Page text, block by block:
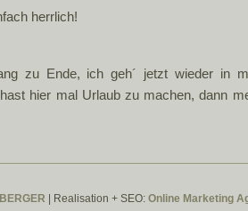
herrlich!
zu Ende, ich geh´ jetzt wieder in
hier mal Urlaub zu machen, dann
| Realisation + SEO: Online Marketing